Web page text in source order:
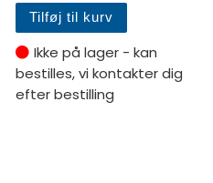
Tilføj til kurv
Ikke på lager - kan
bestilles, vi kontakter dig
efter bestilling